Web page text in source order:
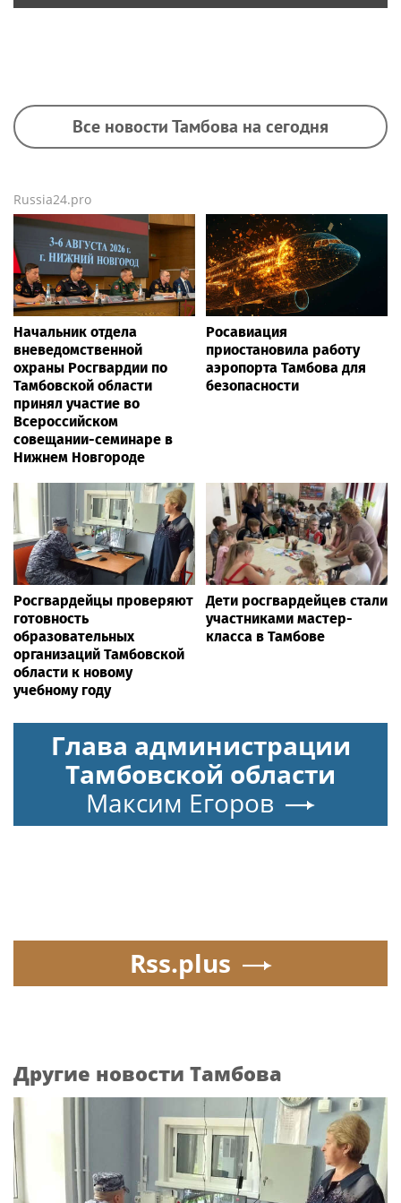
Все новости Тамбова на сегодня
Russia24.pro
Начальник отдела
вневедомственной
охраны Росгвардии по
Тамбовской области
принял участие во
Всероссийском
совещании-семинаре в
Нижнем Новгороде
Росавиация
приостановила работу
аэропорта Тамбова для
безопасности
Росгвардейцы проверяют
готовность
образовательных
организаций Тамбовской
области к новому
учебному году
Дети росгвардейцев стали
участниками мастер-
класса в Тамбове
Глава администрации
Тамбовской области
Максим Егоров
Rss.plus
Другие новости Тамбова